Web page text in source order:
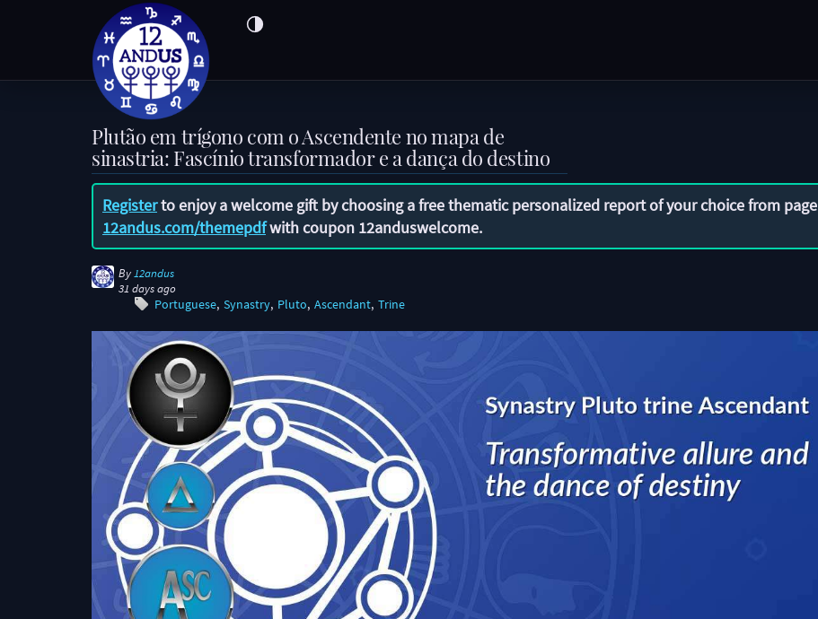
Plutão em trígono com o Ascendente no mapa de
sinastria: Fascínio transformador e a dança do destino
Registerto enjoy a welcome gift by choosing a free thematic personalized report of your choice from page
12andus.com/themepdfwith coupon 12anduswelcome.
By 12andus
31 days ago
Portuguese Synastry Pluto Ascendant Trine